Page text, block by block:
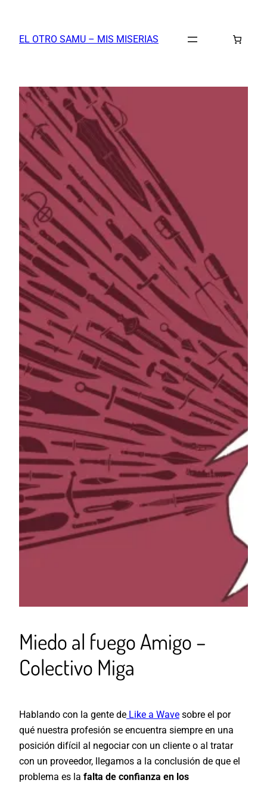
contenido
EL OTRO SAMU – MIS MISERIAS
Miedo al fuego Amigo –
Colectivo Miga
Hablando con la gente de Like a Wave sobre el por
qué nuestra profesión se encuentra siempre en una
posición difícil al negociar con un cliente o al tratar
con un proveedor, llegamos a la conclusión de que el
problema es la falta de confianza en los